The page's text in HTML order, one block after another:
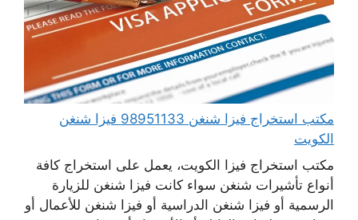
مكتب استخراج فيزا شنغن 98951133 فيزا شنغن
الكويت
مكتب استخراج فيزا الكويت، يعمل على استخراج كافة
أنواع تأشيرات شنغن سواء كانت فيزا شنغن للزيارة
الرسمية أو فيزا شنغن الدراسية أو فيزا شنغن للأعمال أو